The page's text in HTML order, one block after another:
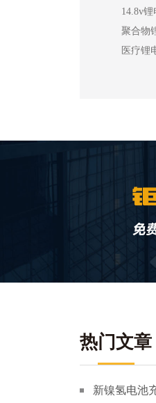
14.8v锂
聚合物
医疗锂
热门文章
新镍氢电池